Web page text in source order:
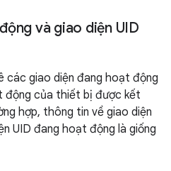
và giao diện UID
các giao diện đang hoạt động
động của thiết bị được kết
hợp, thông tin về giao diện
UID đang hoạt động là giống